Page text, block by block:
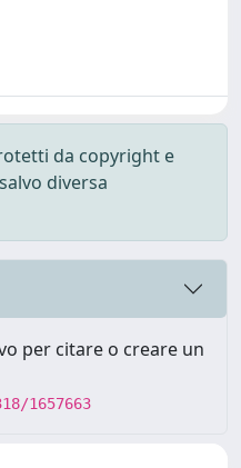
da copyright e
diversa
per citare o creare un
1657663